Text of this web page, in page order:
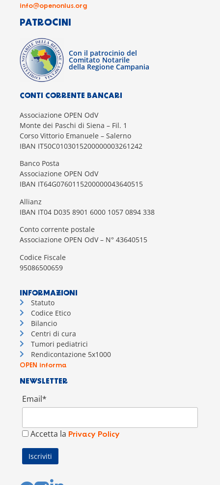
info@openonlus.org
PATROCINI
Con il patrocinio del
Comitato Notarile
della Regione Campania
CONTI CORRENTE BANCARI
Associazione OPEN OdV
Monte dei Paschi di Siena – Fil. 1
Corso Vittorio Emanuele – Salerno
IBAN IT50C0103015200000003261242
Banco Posta
Associazione OPEN OdV
IBAN IT64G0760115200000043640515
Allianz
IBAN IT04 D035 8901 6000 1057 0894 338
Conto corrente postale
Associazione OPEN OdV – N° 43640515
Codice Fiscale
95086500659
INFORMAZIONI
Statuto
Codice Etico
Bilancio
Centri di cura
Tumori pediatrici
Rendicontazione 5x1000
OPEN informa
NEWSLETTER
Email*
Accetta la Privacy Policy